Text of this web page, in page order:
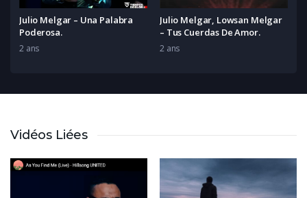
Julio Melgar – Una Palabra
Poderosa.
2 ans
Julio Melgar, Lowsan Melgar
– Tus Cuerdas De Amor.
2 ans
Vidéos Liées